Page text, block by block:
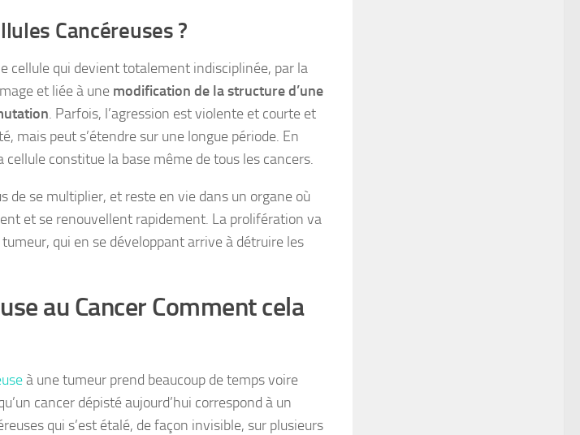
Cancéreuses ?
cellule qui devient totalement indisciplinée, par la
et liée à une modification de la structure d’une
. Parfois, l’agression est violente et courte et
mais peut s’étendre sur une longue période. En
constitue la base même de tous les cancers.
de se multiplier, et reste en vie dans un organe où
et se renouvellent rapidement. La prolifération va
qui en se développant arrive à détruire les
au Cancer Comment cela
à une tumeur prend beaucoup de temps voire
cancer dépisté aujourd’hui correspond à un
qui s’est étalé, de façon invisible, sur plusieurs